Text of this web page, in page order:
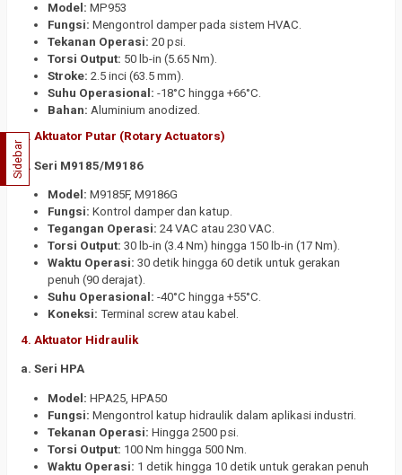
Model: MP953
Fungsi: Mengontrol damper pada sistem HVAC.
Tekanan Operasi: 20 psi.
Torsi Output: 50 lb-in (5.65 Nm).
Stroke: 2.5 inci (63.5 mm).
Suhu Operasional: -18°C hingga +66°C.
Bahan: Aluminium anodized.
3. Aktuator Putar (Rotary Actuators)
a. Seri M9185/M9186
Model: M9185F, M9186G
Fungsi: Kontrol damper dan katup.
Tegangan Operasi: 24 VAC atau 230 VAC.
Torsi Output: 30 lb-in (3.4 Nm) hingga 150 lb-in (17 Nm).
Waktu Operasi: 30 detik hingga 60 detik untuk gerakan
penuh (90 derajat).
Suhu Operasional: -40°C hingga +55°C.
Koneksi: Terminal screw atau kabel.
4. Aktuator Hidraulik
a. Seri HPA
Model: HPA25, HPA50
Fungsi: Mengontrol katup hidraulik dalam aplikasi industri.
Tekanan Operasi: Hingga 2500 psi.
Torsi Output: 100 Nm hingga 500 Nm.
Waktu Operasi: 1 detik hingga 10 detik untuk gerakan penuh
Sidebar